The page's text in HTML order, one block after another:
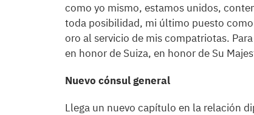
como yo mismo, estamos unidos,
toda posibilidad, mi último puesto
oro al servicio de mis compatriotas.
en honor de Suiza, en honor de Su
Nuevo cónsul general
Llega un nuevo capítulo en la relación